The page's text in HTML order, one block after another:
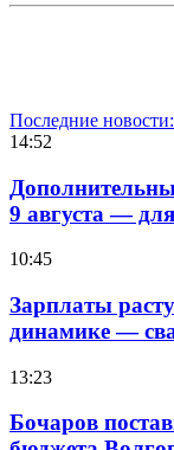
Последние новости:
14:52
9 августа —
10:45
Зарплаты
динамике —
13:23
Бочаров